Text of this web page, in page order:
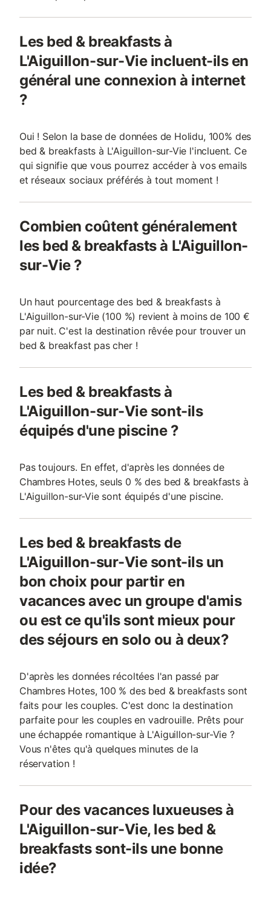
Les bed & breakfasts à
L'Aiguillon-sur-Vie incluent-ils en
général une connexion à internet
?
Oui ! Selon la base de données de Holidu, 100% des
bed & breakfasts à L'Aiguillon-sur-Vie l'incluent. Ce
qui signifie que vous pourrez accéder à vos emails
et réseaux sociaux préférés à tout moment !
Combien coûtent généralement
les bed & breakfasts à L'Aiguillon-
sur-Vie ?
Un haut pourcentage des bed & breakfasts à
L'Aiguillon-sur-Vie (100 %) revient à moins de 100 €
par nuit. C'est la destination rêvée pour trouver un
bed & breakfast pas cher !
Les bed & breakfasts à
L'Aiguillon-sur-Vie sont-ils
équipés d'une piscine ?
Pas toujours. En effet, d'après les données de
Chambres Hotes, seuls 0 % des bed & breakfasts à
L'Aiguillon-sur-Vie sont équipés d'une piscine.
Les bed & breakfasts de
L'Aiguillon-sur-Vie sont-ils un
bon choix pour partir en
vacances avec un groupe d'amis
ou est ce qu'ils sont mieux pour
des séjours en solo ou à deux?
D'après les données récoltées l'an passé par
Chambres Hotes, 100 % des bed & breakfasts sont
faits pour les couples. C'est donc la destination
parfaite pour les couples en vadrouille. Prêts pour
une échappée romantique à L'Aiguillon-sur-Vie ?
Vous n'êtes qu'à quelques minutes de la
réservation !
Pour des vacances luxueuses à
L'Aiguillon-sur-Vie, les bed &
breakfasts sont-ils une bonne
idée?